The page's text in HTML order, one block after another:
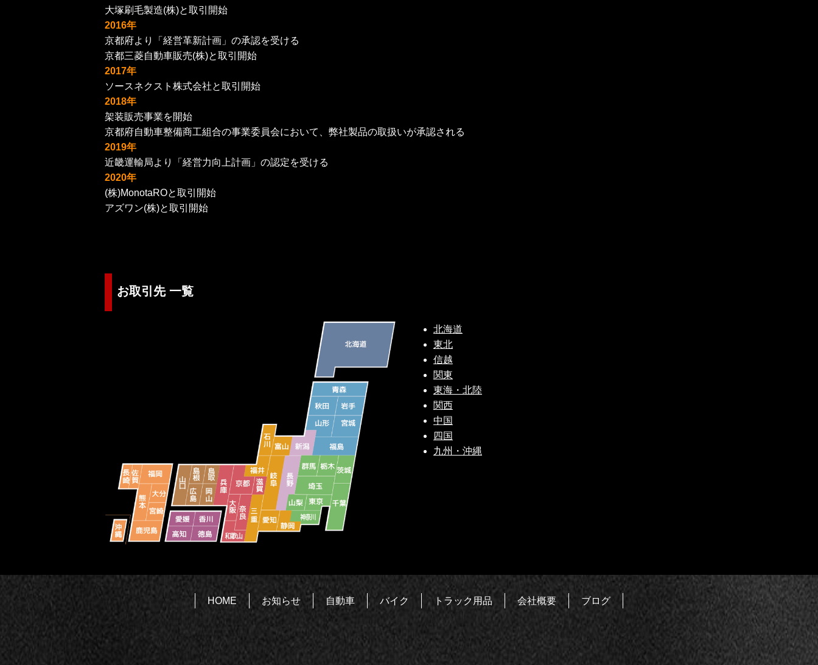
大塚刷毛製造(株)と取引開始
2016年
京都府より「経営革新計画」の承認を受ける
京都三菱自動車販売(株)と取引開始
2017年
ソースネクスト株式会社と取引開始
2018年
架装販売事業を開始
京都府自動車整備商工組合の事業委員会において、弊社製品の取扱いが承認される
2019年
近畿運輸局より「経営力向上計画」の認定を受ける
2020年
(株)MonotaROと取引開始
アズワン(株)と取引開始
お取引先 一覧
北海道
東北
信越
関東
東海・北陸
関西
中国
四国
九州・沖縄
HOME お知らせ 自動車 バイク トラック用品 会社概要 ブログ